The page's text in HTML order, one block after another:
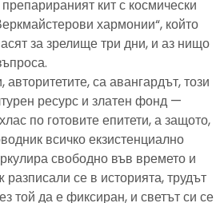
кит с космически
хармонии“, който
за зрелище три дни, и аз нищо
са авангардът, този
ресурс и златен фонд —
по готовите епитети, а защото,
всичко екзистенциално
свободно във времето и
се в историята, трудът
той да е фиксиран, и светът си се